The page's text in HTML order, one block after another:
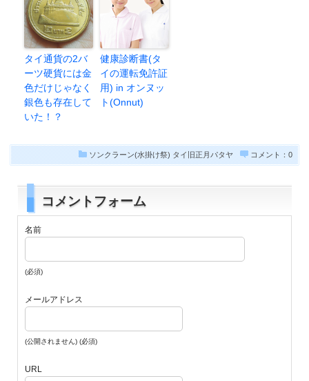
タイ通貨の2バ
ーツ硬貨には金
色だけじゃなく
銀色も存在して
いた！？
健康診断書(タ
イの運転免許証
用) in オンヌッ
ト(Onnut)
ソンクラーン(水掛け祭) タイ旧正月パタヤ コメント：0
コメントフォーム
名前
(必須)
メールアドレス
(公開されません) (必須)
URL